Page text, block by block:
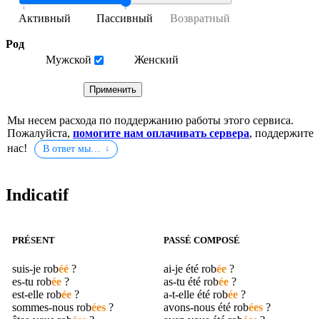
Род
Мужской
Женский
Мы несем расхода по поддержанию работы этого сервиса.
Пожалуйста, помогите нам оплачивать сервера, поддержите
нас!
В ответ мы…
Indicatif
PRÉSENT
suis-je robéé ?
es-tu robée ?
est-elle robée ?
sommes-nous robées ?
PASSÉ COMPOSÉ
ai-je été robée?
as-tu été robée?
a-t-elle été robée?
avons-nous été robées?